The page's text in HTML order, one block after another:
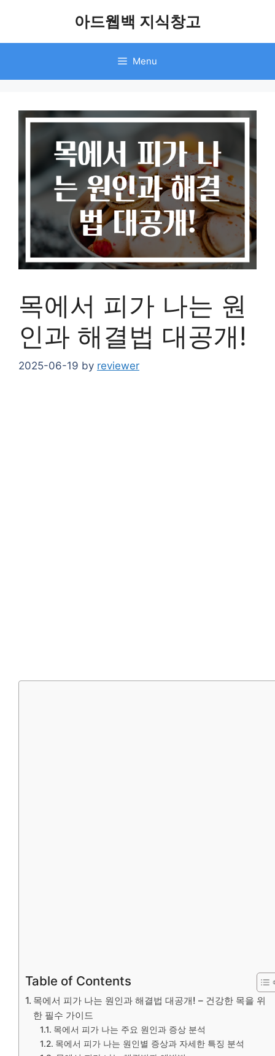
아드웹백 지식창고
Menu
목에서 피가 나는 원
인과 해결법 대공개!
2025-06-19 by reviewer
Table of Contents
목에서 피가 나는 원인과 해결법 대공개! – 건강한 목을 위
한 필수 가이드
목에서 피가 나는 주요 원인과 증상 분석
목에서 피가 나는 원인별 증상과 자세한 특징 분석